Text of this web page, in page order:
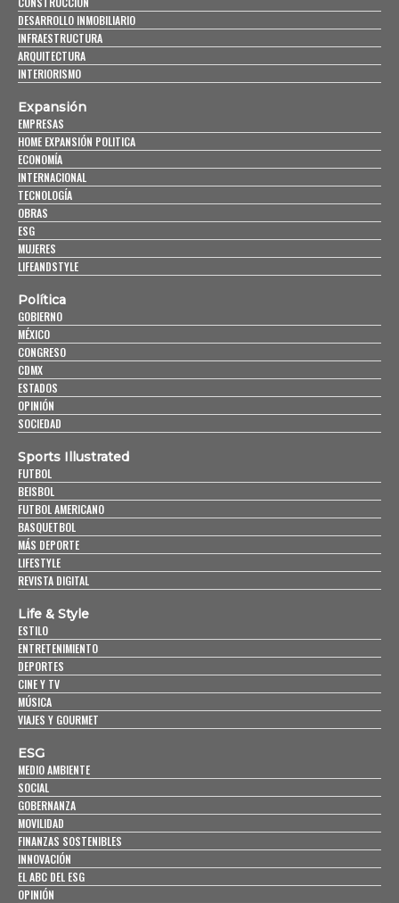
DESARROLLO INMOBILIARIO
INFRAESTRUCTURA
ARQUITECTURA
INTERIORISMO
Expansión
EMPRESAS
HOME EXPANSIÓN POLITICA
ECONOMÍA
INTERNACIONAL
TECNOLOGÍA
OBRAS
ESG
MUJERES
LIFEANDSTYLE
Política
GOBIERNO
MÉXICO
CONGRESO
CDMX
ESTADOS
OPINIÓN
SOCIEDAD
Sports Illustrated
FUTBOL
BEISBOL
FUTBOL AMERICANO
BASQUETBOL
MÁS DEPORTE
LIFESTYLE
REVISTA DIGITAL
Life & Style
ESTILO
ENTRETENIMIENTO
DEPORTES
CINE Y TV
MÚSICA
VIAJES Y GOURMET
ESG
MEDIO AMBIENTE
SOCIAL
GOBERNANZA
MOVILIDAD
FINANZAS SOSTENIBLES
INNOVACIÓN
EL ABC DEL ESG
OPINIÓN